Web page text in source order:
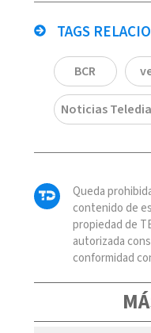
TAGS
BCR
Noticias
Queda
contenido de
propiedad de
autorizada
conformidad